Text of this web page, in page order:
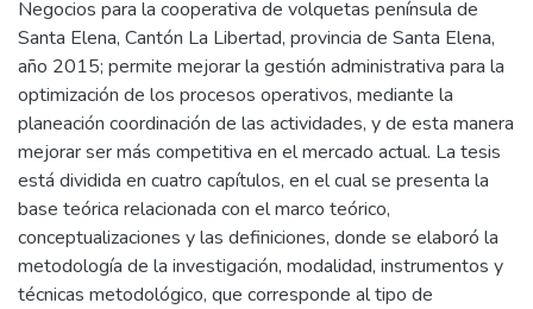
Negocios para la cooperativa de volquetas península de
Santa Elena, Cantón La Libertad, provincia de Santa Elena,
año 2015; permite mejorar la gestión administrativa para la
optimización de los procesos operativos, mediante la
planeación coordinación de las actividades, y de esta manera
mejorar ser más competitiva en el mercado actual. La tesis
está dividida en cuatro capítulos, en el cual se presenta la
base teórica relacionada con el marco teórico,
conceptualizaciones y las definiciones, donde se elaboró la
metodología de la investigación, modalidad, instrumentos y
técnicas metodológico, que corresponde al tipo de